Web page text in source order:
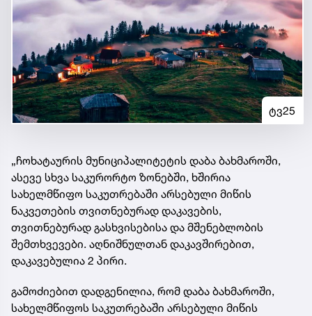
ტვ25
„ჩოხატაურის მუნიციპალიტეტის დაბა ბახმაროში,
ასევე სხვა საკურორტო ზონებში, ხშირია
სახელმწიფო საკუთრებაში არსებული მიწის
ნაკვეთების თვითნებურად დაკავების,
თვითნებურად გასხვისებისა და მშენებლობის
შემთხვევები. აღნიშნულთან დაკავშირებით,
დაკავებულია 2 პირი.
გამოძიებით დადგენილია, რომ დაბა ბახმაროში,
სახელმწიფოს საკუთრებაში არსებული მიწის